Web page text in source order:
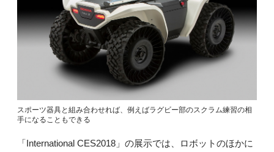
スポーツ器具と組み合わせれば、例えばラグビー部のスクラム練習の相
手になることもできる
「International CES2018」の展示では、ロボットのほかに